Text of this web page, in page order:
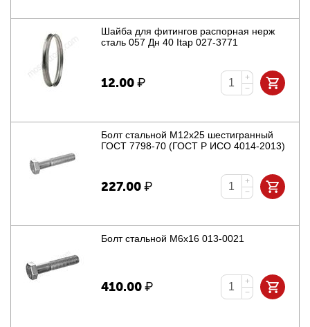
Шайба для фитингов распорная нерж
сталь 057 Дн 40 Itap 027-3771
12.00₽
+
−
Болт стальной М12х25 шестигранный
ГОСТ 7798-70 (ГОСТ Р ИСО 4014-2013)
227.00₽
+
−
Болт стальной М6х16 013-0021
410.00₽
+
−